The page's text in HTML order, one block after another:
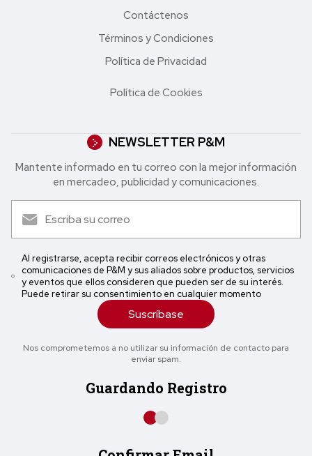
Contáctenos
Términos y Condiciones
Política de Privacidad
Política de Cookies
NEWSLETTER P&M
Mantente informado en tu correo con la mejor in formación
en mercadeo, publicidad y comunicaciones.
Al registrarse, acepta recibir correos electrónicos y otras
comunicaciones de P&M y sus aliados sobre productos, servicios
y eventos que ellos consideren que pueden ser de su interés.
Puede retirar su consentimiento en cualquier momento
Suscríbase
Nos comprometemos a no utilizar su información de contacto para
enviar spam.
Guardando Registro